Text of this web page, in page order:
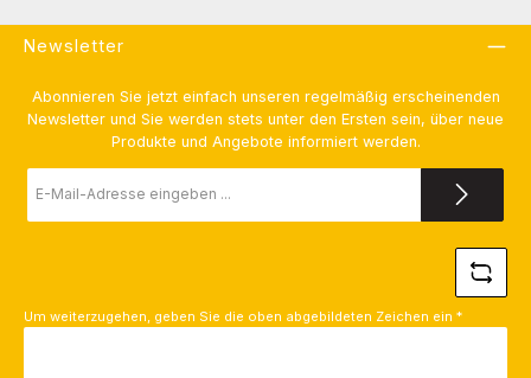
Newsletter
Abonnieren Sie jetzt einfach unseren regelmäßig erscheinenden
Newsletter und Sie werden stets unter den Ersten sein, über neue
Produkte und Angebote informiert werden.
Mail-
Um weiterzugehen, geben Sie die oben abgebildeten Zeichen ein *